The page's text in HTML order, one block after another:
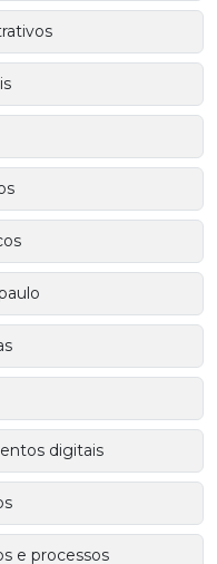
digitais
e processos